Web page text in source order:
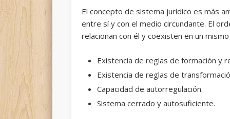
El concepto de sistema jurídico es más
entre sí y con el medio circundante. El
relacionan con él y coexisten en un
Existencia de reglas de formación y
Existencia de reglas de
Capacidad de autorregulación.
Sistema cerrado y autosuficiente.